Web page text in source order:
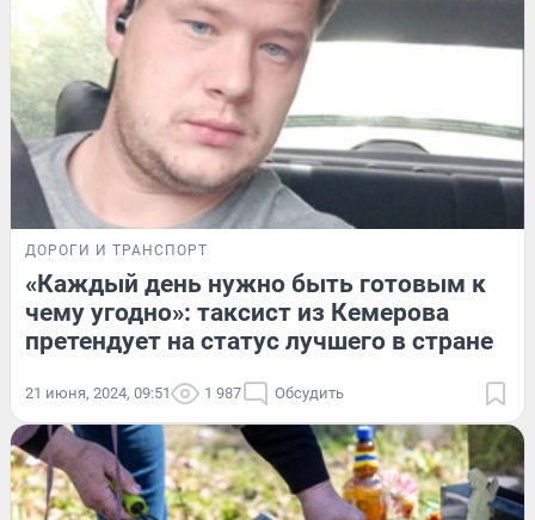
ДОРОГИ И ТРАНСПОРТ
«Каждый день нужно быть готовым к
чему угодно»: таксист из Кемерова
претендует на статус лучшего в стране
21 июня, 2024, 09:51 1 987 Обсудить